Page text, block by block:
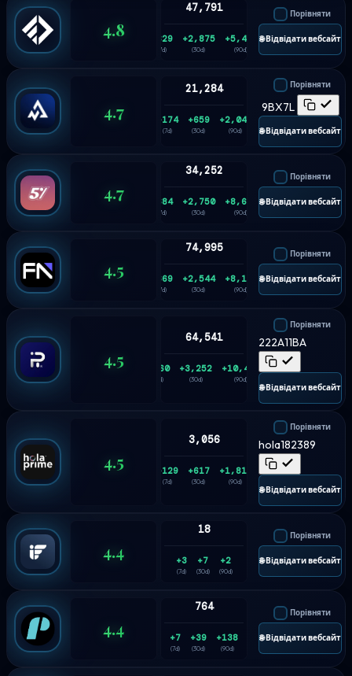
4.8
47,791
+829
(7d)
+2,875
(30d)
+5,433
(90d)
Порівняти
🌐 Відвідати вебсайт
4.7
21,284
+174
(7d)
+659
(30d)
+2,048
(90d)
Порівняти
9BX7L
🌐 Відвідати вебсайт
4.7
34,252
+684
(7d)
+2,750
(30d)
+8,684
(90d)
Порівняти
🌐 Відвідати вебсайт
4.5
74,995
+669
(7d)
+2,544
(30d)
+8,187
(90d)
Порівняти
🌐 Відвідати вебсайт
4.5
64,541
+860
(7d)
+3,252
(30d)
+10,416
(90d)
Порівняти
222A11BA
🌐 Відвідати вебсайт
4.5
3,056
+129
(7d)
+617
(30d)
+1,815
(90d)
Порівняти
hola182389
🌐 Відвідати вебсайт
4.4
18
+3
(7d)
+7
(30d)
+2
(90d)
Порівняти
🌐 Відвідати вебсайт
4.4
764
+7
(7d)
+39
(30d)
+138
(90d)
Порівняти
🌐 Відвідати вебсайт